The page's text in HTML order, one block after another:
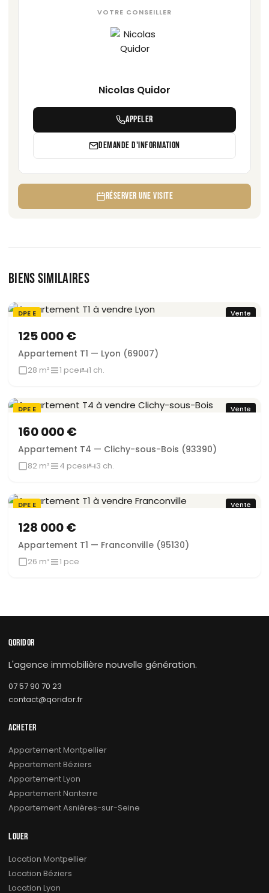
VOTRE CONSEILLER
Nicolas Quidor
APPELER
DEMANDE D'INFORMATION
RÉSERVER UNE VISITE
BIENS SIMILAIRES
DPE E Vente
125 000 €
Appartement T1 — Lyon (69007)
28 m² 1 pce 1 ch.
DPE E Vente
160 000 €
Appartement T4 — Clichy-sous-Bois (93390)
82 m² 4 pces 3 ch.
DPE E Vente
128 000 €
Appartement T1 — Franconville (95130)
26 m² 1 pce
QORIDOR
L'agence immobilière nouvelle génération.
07 57 90 70 23
contact@qoridor.fr
ACHETER
Appartement Montpellier
Appartement Béziers
Appartement Lyon
Appartement Nanterre
Appartement Asnières-sur-Seine
LOUER
Location Montpellier
Location Béziers
Location Lyon